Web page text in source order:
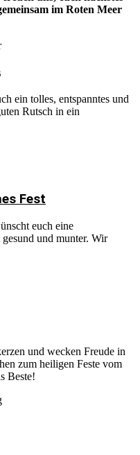
im Roten Meer
ein tolles, entspanntes und
Rutsch in ein
Fest
euch eine
und munter. Wir
und wecken Freude in
zum heiligen Feste vom
Beste!